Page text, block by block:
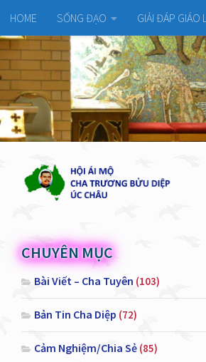
HOME SỐNG ĐẠO GIẢI ĐÁP GIÁO
CHUYÊN MỤC
Bài Viết – Cha Tuyên (103)
Bản Tin Cha Diệp (72)
Cảm Nghiệm/Chia Sẻ (85)